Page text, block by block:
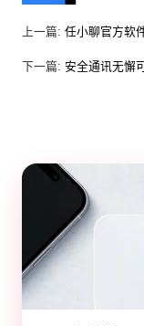
上一篇: 任小聊官方软
下一篇: 安全通讯无懈